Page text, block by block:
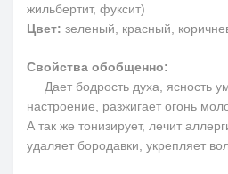
жильбертит, фуксит)
Цвет: зеленый, красный,
Свойства обобщенно:
Дает бодрость духа, ясность
настроение, разжигает огонь
А так же тонизирует, лечит
удаляет бородавки, укрепляет